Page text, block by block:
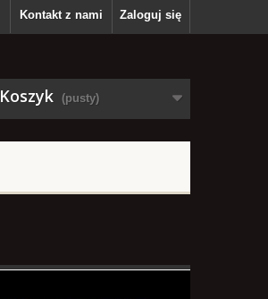
Zaloguj się
Kontakt z nami
Koszyk (pusty)